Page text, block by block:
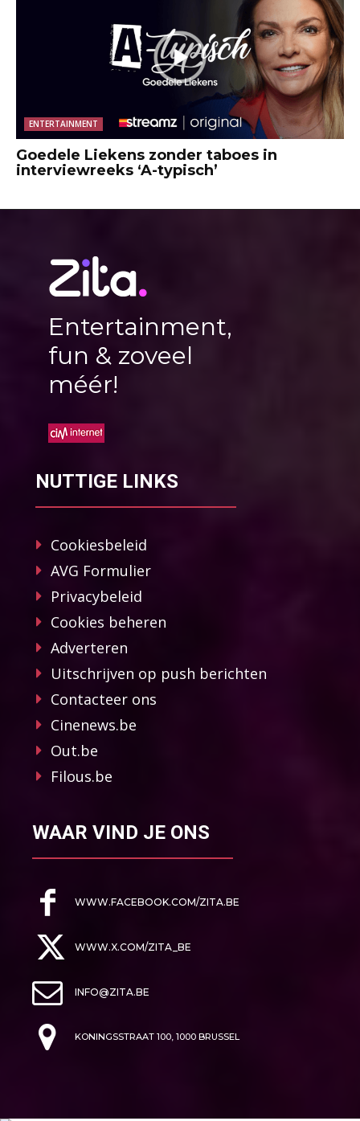
ENTERTAINMENT
Goedele Liekens zonder taboes in
interviewreeks ‘A-typisch’
Entertainment,
fun & zoveel
méér!
NUTTIGE LINKS
Cookiesbeleid
AVG Formulier
Privacybeleid
Cookies beheren
Adverteren
Uitschrijven op push berichten
Contacteer ons
Cinenews.be
Out.be
Filous.be
WAAR VIND JE ONS
WWW.FACEBOOK.COM/ZITA.BE
WWW.X.COM/ZITA_BE
INFO@ZITA.BE
KONINGSSTRAAT 100, 1000 BRUSSEL